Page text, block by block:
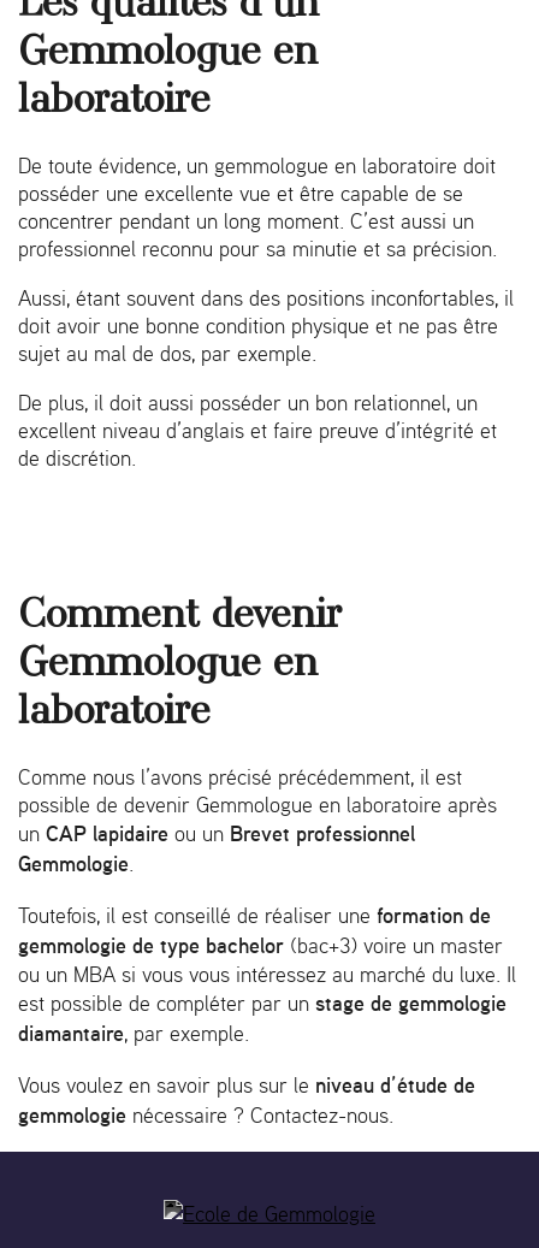
Gemmologue en
laboratoire
De toute évidence, un gemmologue en laboratoire doit
posséder une excellente vue et être capable de se
concentrer pendant un long moment. C’est aussi un
professionnel reconnu pour sa minutie et sa précision.
Aussi, étant souvent dans des positions inconfortables, il
doit avoir une bonne condition physique et ne pas être
sujet au mal de dos, par exemple.
De plus, il doit aussi posséder un bon relationnel, un
excellent niveau d’anglais et faire preuve d’intégrité et
de discrétion.
Comment devenir
Gemmologue en
laboratoire
Comme nous l’avons précisé précédemment, il est
possible de devenir Gemmologue en laboratoire après
un CAP lapidaire ou un Brevet professionnel
Gemmologie.
Toutefois, il est conseillé de réaliser une formation de
gemmologie de type bachelor (bac+3) voire un master
ou un MBA si vous vous intéressez au marché du luxe. Il
est possible de compléter par un stage de gemmologie
diamantaire, par exemple.
Vous voulez en savoir plus sur le niveau d’étude de
gemmologie nécessaire ? Contactez-nous.